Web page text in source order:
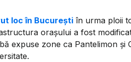
loc în București în urma ploii
orașului a fost
expuse zone ca Pantelimon și